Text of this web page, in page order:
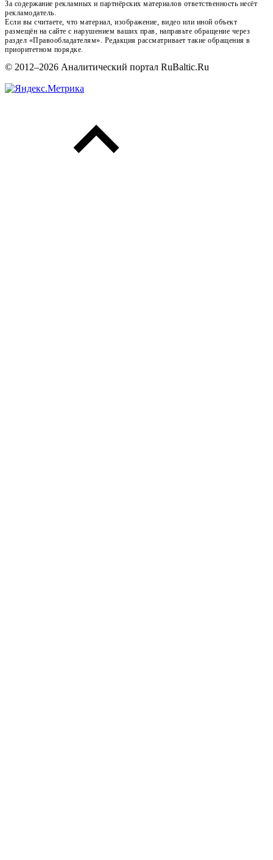
За содержание рекламных и партнёрских материалов ответственность несёт
рекламодатель.
Если вы считаете, что материал, изображение, видео или иной объект
размещён на сайте с нарушением ваших прав, направьте обращение через
раздел «Правообладателям». Редакция рассматривает такие обращения в
приоритетном порядке.
© 2012–2026 Аналитический портал RuBaltic.Ru